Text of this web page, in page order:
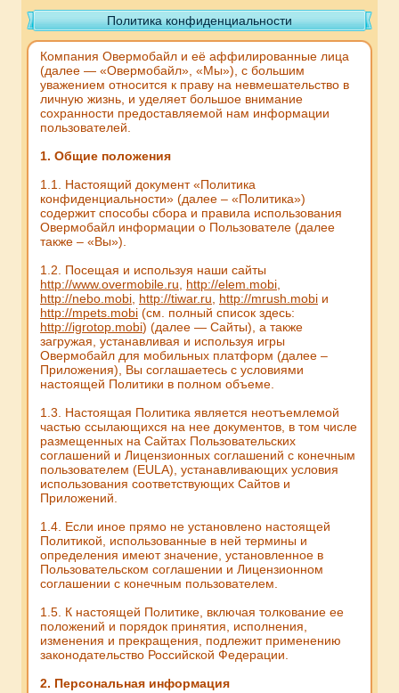
Политика конфиденциальности
Компания Овермобайл и её аффилированные лица
(далее — «Овермобайл», «Мы»), с большим
уважением относится к праву на невмешательство в
личную жизнь, и уделяет большое внимание
сохранности предоставляемой нам информации
пользователей.
1. Общие положения
1.1. Настоящий документ «Политика
конфиденциальности» (далее – «Политика»)
содержит способы сбора и правила использования
Овермобайл информации о Пользователе (далее
также – «Вы»).
1.2. Посещая и используя наши сайты
http://www.overmobile.ru
http://elem.mobi
http://nebo.mobi http://tiwar.ru http://mrush.mobi и
http://mpets.mobi (см. полный список здесь:
http://igrotop.mobi) (далее — Сайты), а также
загружая, устанавливая и используя игры
Овермобайл для мобильных платформ (далее –
Приложения), Вы соглашаетесь с условиями
настоящей Политики в полном объеме.
1.3. Настоящая Политика является неотъемлемой
частью ссылающихся на нее документов, в том числе
размещенных на Сайтах Пользовательских
соглашений и Лицензионных соглашений с конечным
пользователем (EULA), устанавливающих условия
использования соответствующих Сайтов и
Приложений.
1.4. Если иное прямо не установлено настоящей
Политикой, использованные в ней термины и
определения имеют значение, установленное в
Пользовательском соглашении и Лицензионном
соглашении с конечным пользователем.
1.5. К настоящей Политике, включая толкование ее
положений и порядок принятия, исполнения,
изменения и прекращения, подлежит применению
законодательство Российской Федерации.
2. Персональная информация